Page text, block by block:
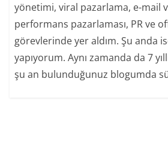
yönetimi, viral pazarlama, e-mail
performans pazarlaması, PR ve
görevlerinde yer aldım. Şu anda
yapıyorum. Aynı zamanda da 7
şu an bulunduğunuz blogumda